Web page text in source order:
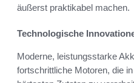
äußerst praktikabel machen.
Technologische
Moderne, leistungsstarke
fortschrittliche Motoren, die